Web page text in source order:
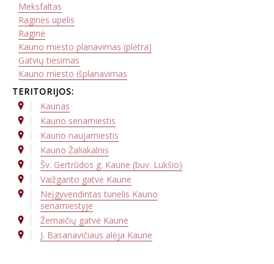
Meksfaltas
Raginės upelis
Raginė
Kauno miesto planavimas (plėtra)
Gatvių tiesimas
Kauno miesto išplanavimas
TERITORIJOS:
Kaunas
Kauno senamiestis
Kauno naujamiestis
Kauno Žaliakalnis
Šv. Gertrūdos g. Kaune (buv. Lukšio)
Vaižganto gatvė Kaune
Neįgyvendintas tunelis Kauno
senamiestyje
Žemaičių gatvė Kaune
J. Basanavičiaus alėja Kaune